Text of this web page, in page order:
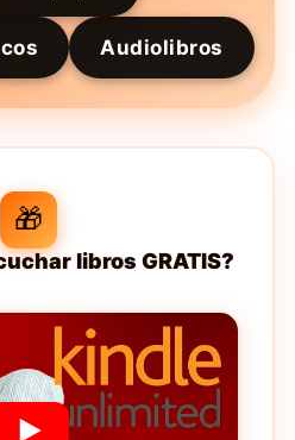
Audiolibros
🎁
libros GRATIS?